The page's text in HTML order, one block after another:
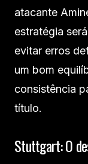
atacante
estratégia
evitar erros
um bom
consistência
título.
Stuttgart: O